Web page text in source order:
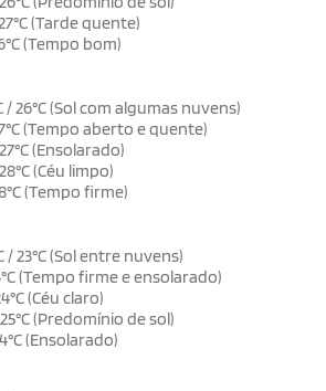
(Tarde quente)
(Tempo bom)
/ 26°C (Sol com algumas nuvens)
(Tempo aberto e quente)
(Ensolarado)
(Céu limpo)
(Tempo firme)
/ 23°C (Sol entre nuvens)
(Tempo firme e ensolarado)
(Céu claro)
(Predomínio de sol)
(Ensolarado)